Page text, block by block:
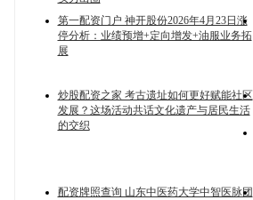
第一配资门户 神开股份2026年4月23日涨
停分析：业绩预增+定向增发+油服业务拓
展
炒股配资之家 考古遗址如何更好赋能社区
发展？这场活动共话文化遗产与居民生活
的交织
配资牌照查询 山东中医药大学中智医脉团